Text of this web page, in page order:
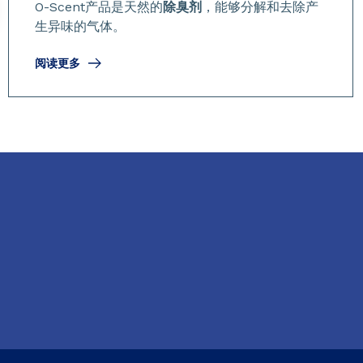
O-Scent产品是天然的除臭剂 ，能够分解和去除产
生异味的气体。
阅读更多